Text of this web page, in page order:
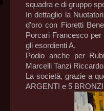
squadra e di gruppo
In dettaglio la
d'oro con Fioretti
Porcari Francesco
gli esordienti A.
Podio anche per
Marcelli Tanzi
La società, grazie a
ARGENTI e 5